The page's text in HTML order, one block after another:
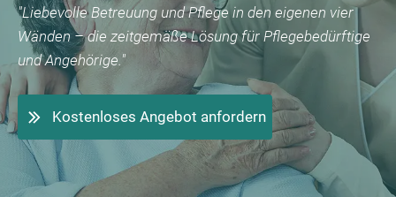
"Liebevolle Betreuung und Pflege in den eigenen vier
Wänden – die zeitgemäße Lösung für Pflegebedürftige
und Angehörige."
Kostenloses Angebot anfordern